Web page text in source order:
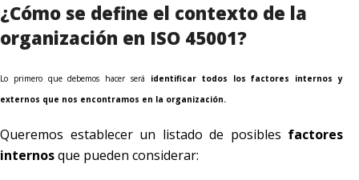
¿Cómo se define el contexto de la
organización en ISO 45001?
Lo primero que debemos hacer será identificar todos los factores internos y
externos que nos encontramos en la organización.
Queremos establecer un listado de posibles factores
internosque pueden considerar: